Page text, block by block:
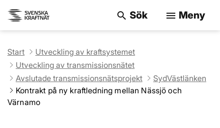
search Sök menu Meny
Start
Utveckling av kraftsystemet
Utveckling av transmissionsnätet
Avslutade transmissionsnätsprojekt
SydVästlänken
Kontrakt på ny kraftledning mellan Nässjö och
Värnamo